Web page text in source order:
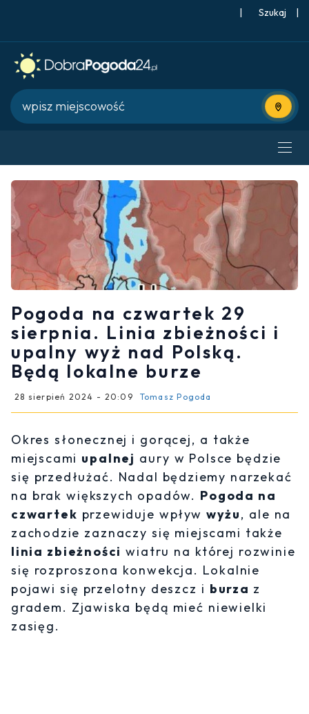
| |
Użyj
Pogoda na czwartek 29
sierpnia. Linia zbieżności i
upalny wyż nad Polską.
Będą lokalne burze
28 sierpień 2024 - 20:09 Tomasz Pogoda
Okres słonecznej i gorącej, a także
miejscami upalnej aury w Polsce będzie
się przedłużać. Nadal będziemy narzekać
na brak większych opadów. Pogoda na
czwartek przewiduje wpływ wyżu, ale na
zachodzie zaznaczy się miejscami także
linia zbieżności wiatru na której rozwinie
się rozproszona konwekcja. Lokalnie
pojawi się przelotny deszcz i burza z
gradem. Zjawiska będą mieć niewielki
zasięg.